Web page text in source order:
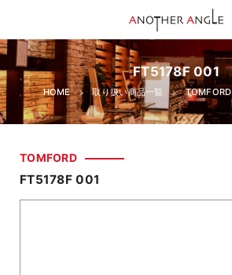
FT5178F 001
HOME 取り扱い商品一覧 TOMFORD
TOMFORD
FT5178F 001